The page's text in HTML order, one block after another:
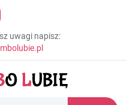
uwagi napisz: